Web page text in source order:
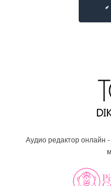
Аудио редактор онлайн